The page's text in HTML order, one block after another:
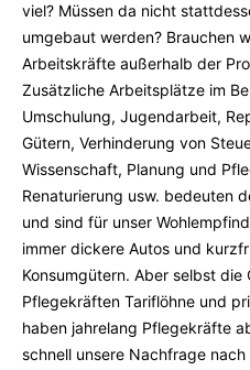
viel? Müssen da nicht
umgebaut werden? Brauchen
Arbeitskräfte außerhalb der
Zusätzliche Arbeitsplätze im
Umschulung, Jugendarbeit,
Gütern, Verhinderung von
Wissenschaft, Planung und
Renaturierung usw. bedeuten
und sind für unser
immer dickere Autos und
Konsumgütern. Aber selbst
Pflegekräften Tariflöhne und
haben jahrelang Pflegekräfte
schnell unsere Nachfrage